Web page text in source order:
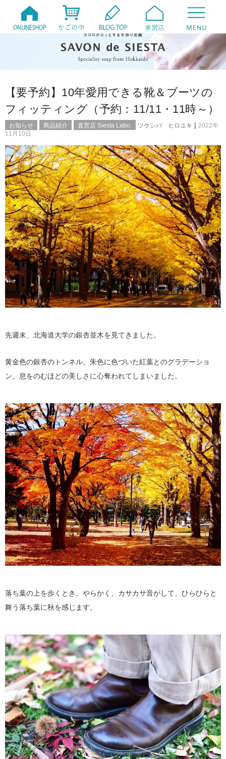
【要予約】10年愛用できる靴＆ブーツの
フィッティング（予約：11/11・11時～）
お知らせ 商品紹介 直営店 Siesta Labo. ツケシバ ヒロユキ | 2022年
11月10日
先週末、北海道大学の銀杏並木を見てきました。
黄金色の銀杏のトンネル、朱色に色づいた紅葉とのグラデーショ
ン。息をのむほどの美しさに心奪われてしまいました。
落ち葉の上を歩くとき、やらかく、カサカサ音がして、ひらひらと
舞う落ち葉に秋を感じます。